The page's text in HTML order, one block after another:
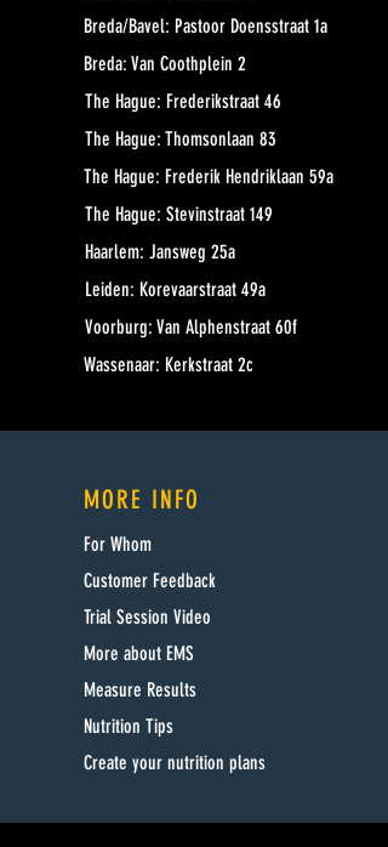
Breda/Bavel: Pastoor Doensstraat 1a
Breda: Van Coothplein 2
The Hague: Frederikstraat 46
The Hague: Thomsonlaan 83
The Hague: Frederik Hendriklaan 59a
The Hague: Stevinstraat 149
Haarlem: Jansweg 25a
Leiden: Korevaarstraat 49a
Voorburg: Van Alphenstraat 60f
Wassenaar: Kerkstraat 2c
MORE INFO
For Whom
Customer Feedback
Trial Session Video
More about EMS
Measure Results
Nutrition Tips
Create your nutrition plans